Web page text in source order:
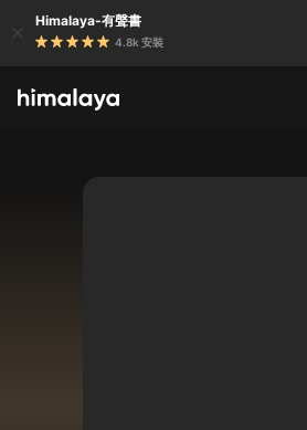
Himalaya-有聲書
4.8k 安裝